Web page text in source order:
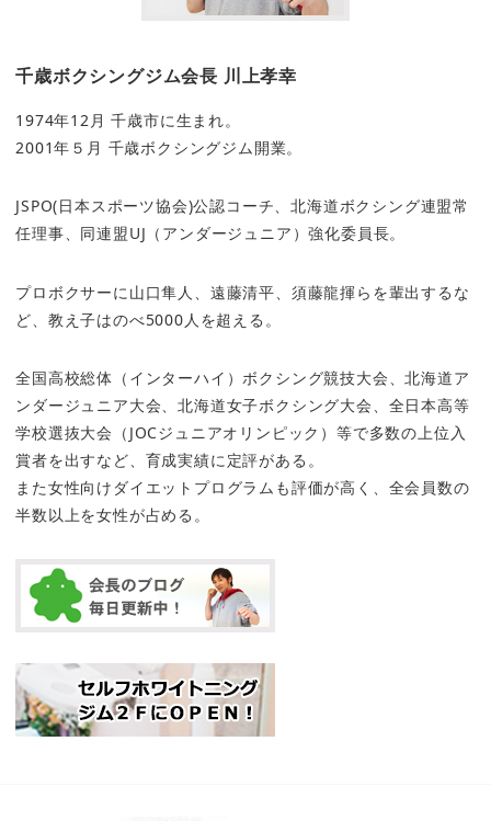
千歳ボクシングジム会長 川上孝幸
1974年12月 千歳市に生まれ。
2001年５月 千歳ボクシングジム開業。
JSPO(日本スポーツ協会)公認コーチ、北海道ボクシング連盟常
任理事、同連盟UJ（アンダージュニア）強化委員長。
プロボクサーに山口隼人、遠藤清平、須藤龍揮らを輩出するな
ど、教え子はのべ5000人を超える。
全国高校総体（インターハイ）ボクシング競技大会、北海道ア
ンダージュニア大会、北海道女子ボクシング大会、全日本高等
学校選抜大会（JOCジュニアオリンピック）等で多数の上位入
賞者を出すなど、育成実績に定評がある。
また女性向けダイエットプログラムも評価が高く、全会員数の
半数以上を女性が占める。